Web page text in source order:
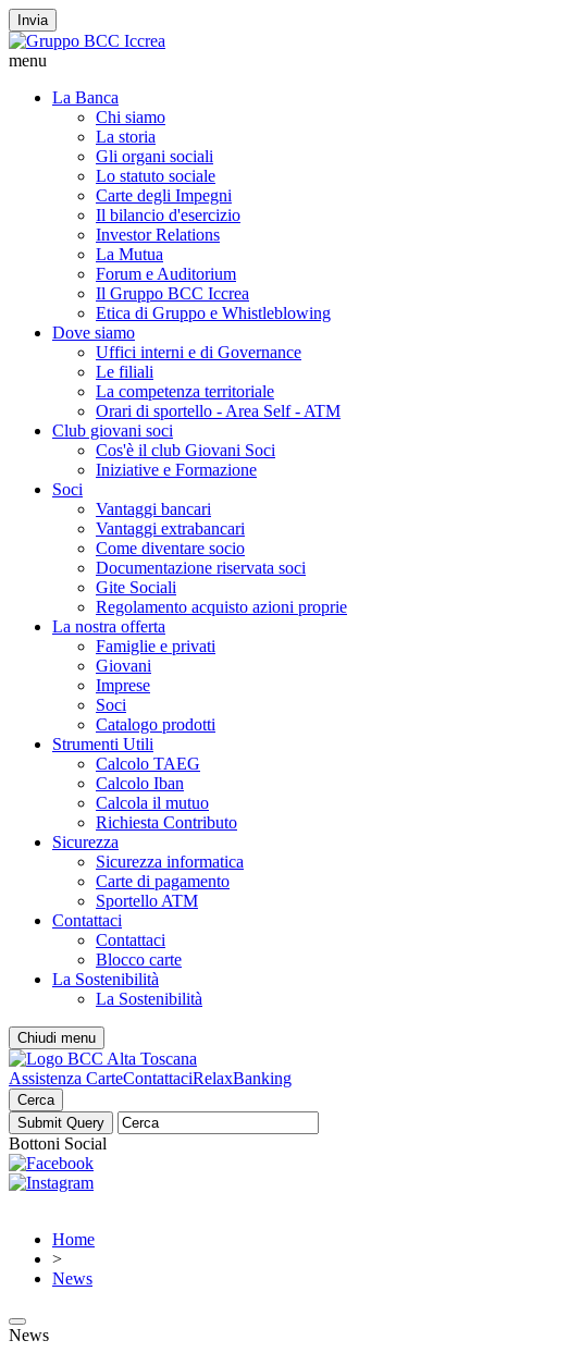
Invia
menu
La Banca
Chi siamo
La storia
Gli organi sociali
Lo statuto sociale
Carte degli Impegni
Il bilancio d'esercizio
Investor Relations
La Mutua
Forum e Auditorium
Il Gruppo BCC Iccrea
Etica di Gruppo e Whistleblowing
Dove siamo
Uffici interni e di Governance
Le filiali
La competenza territoriale
Orari di sportello - Area Self - ATM
Club giovani soci
Cos'è il club Giovani Soci
Iniziative e Formazione
Soci
Vantaggi bancari
Vantaggi extrabancari
Come diventare socio
Documentazione riservata soci
Gite Sociali
Regolamento acquisto azioni proprie
La nostra offerta
Famiglie e privati
Giovani
Imprese
Soci
Catalogo prodotti
Strumenti Utili
Calcolo TAEG
Calcolo Iban
Calcola il mutuo
Richiesta Contributo
Sicurezza
Sicurezza informatica
Carte di pagamento
Sportello ATM
Contattaci
Contattaci
Blocco carte
La Sostenibilità
La Sostenibilità
Chiudi menu
Assistenza CarteContattaciRelaxBanking
Cerca
Bottoni Social
Home
>
News
News